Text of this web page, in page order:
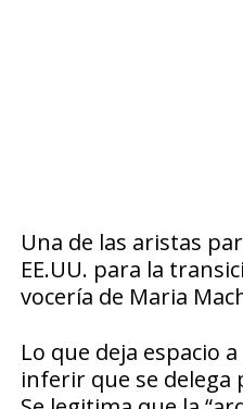
Una de las aristas
EE.UU. para la
vocería de Maria
Lo que deja espacio
inferir que se